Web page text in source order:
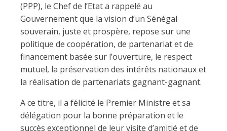
(PPP), le Chef de l’Etat a rappelé au
Gouvernement que la vision d’un Sénégal
souverain, juste et prospère, repose sur une
politique de coopération, de partenariat et de
financement basée sur l’ouverture, le respect
mutuel, la préservation des intérêts nationaux et
la réalisation de partenariats gagnant-gagnant.
A ce titre, il a félicité le Premier Ministre et sa
délégation pour la bonne préparation et le
succès exceptionnel de leur visite d’amitié et de